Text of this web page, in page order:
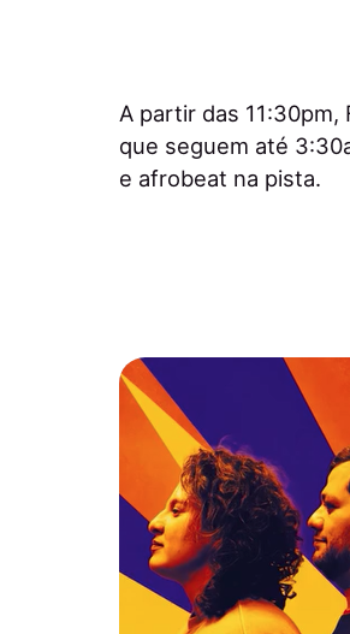
A partir das
que seguem até
e afrobeat na pista.